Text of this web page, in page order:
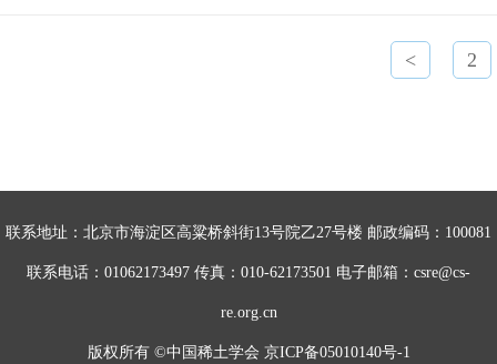
< 2
联系地址：北京市海淀区高粱桥斜街13号院乙27号楼 邮政编码：100081
联系电话：01062173497 传真：010-62173501 电子邮箱：csre@cs-
re.org.cn
版权所有 ©中国稀土学会 京ICP备05010140号-1